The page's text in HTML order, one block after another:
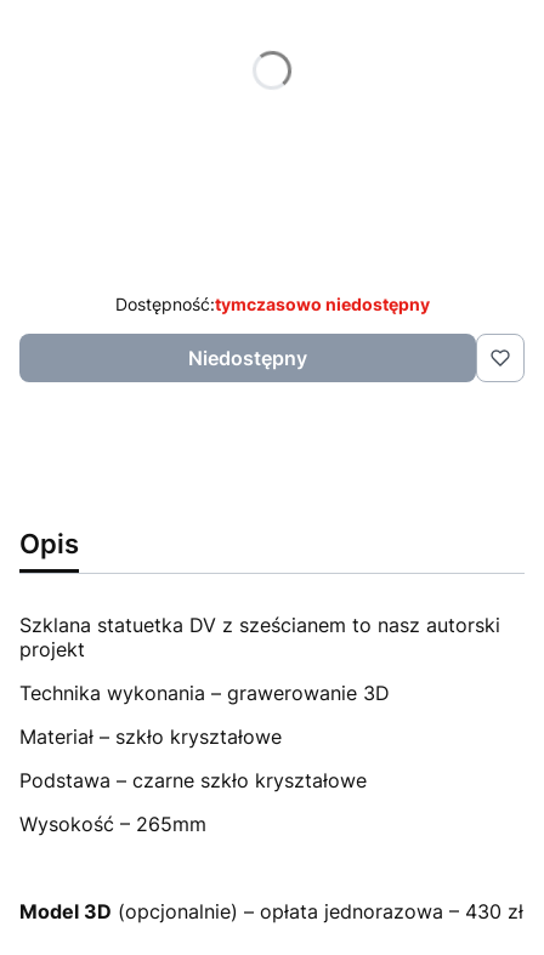
tekst do grawerowania wyślij laser3d@laser3d.pl
Dostępność:tymczasowo niedostępny
Niedostępny
Opis
Szklana statuetka DV z sześcianem to nasz autorski
projekt
Technika wykonania – grawerowanie 3D
Materiał – szkło kryształowe
Podstawa – czarne szkło kryształowe
Wysokość – 265mm
Model 3D (opcjonalnie) – opłata jednorazowa – 430 zł